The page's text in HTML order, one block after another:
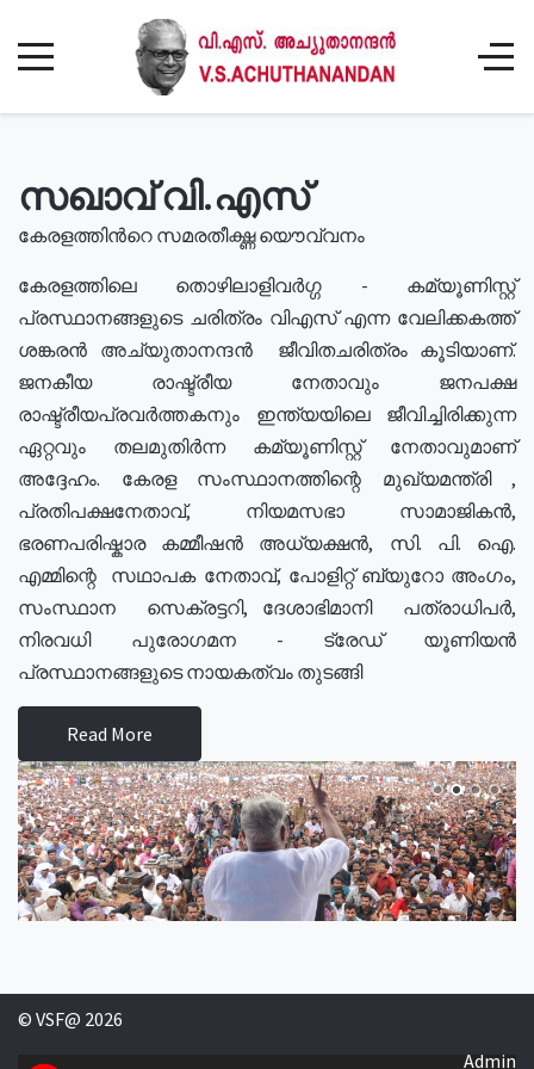
സഖാവ് വി.എസ്
കേരളത്തിൻറെ സമരതീക്ഷ്ണ യൌവ്വനം
കേരളത്തിലെ തൊഴിലാളിവർഗ്ഗ - കമ്യൂണിസ്റ്റ്
പ്രസ്ഥാനങ്ങളുടെ ചരിത്രം വിഎസ് എന്ന വേലിക്കകത്ത്
ശങ്കരൻ അച്യുതാനന്ദൻ ജീവിതചരിത്രം കൂടിയാണ്.
ജനകീയ രാഷ്ട്രീയ നേതാവും ജനപക്ഷ
രാഷ്ട്രീയപ്രവർത്തകനും ഇന്ത്യയിലെ ജീവിച്ചിരിക്കുന്ന
ഏറ്റവും തലമുതിർന്ന കമ്യൂണിസ്റ്റ് നേതാവുമാണ്
അദ്ദേഹം. കേരള സംസ്ഥാനത്തിന്റെ മുഖ്യമന്ത്രി ,
പ്രതിപക്ഷനേതാവ്, നിയമസഭാ സാമാജികൻ,
ഭരണപരിഷ്കാര കമ്മീഷൻ അധ്യക്ഷൻ, സി. പി. ഐ.
എമ്മിന്റെ സഥാപക നേതാവ്, പോളിറ്റ് ബ്യുറോ അംഗം,
സംസ്ഥാന സെക്രട്ടറി, ദേശാഭിമാനി പത്രാധിപർ,
നിരവധി പുരോഗമന - ട്രേഡ് യൂണിയൻ
പ്രസ്ഥാനങ്ങളുടെ നായകത്വം തുടങ്ങി
Read More
© VSF@ 2026
Admin